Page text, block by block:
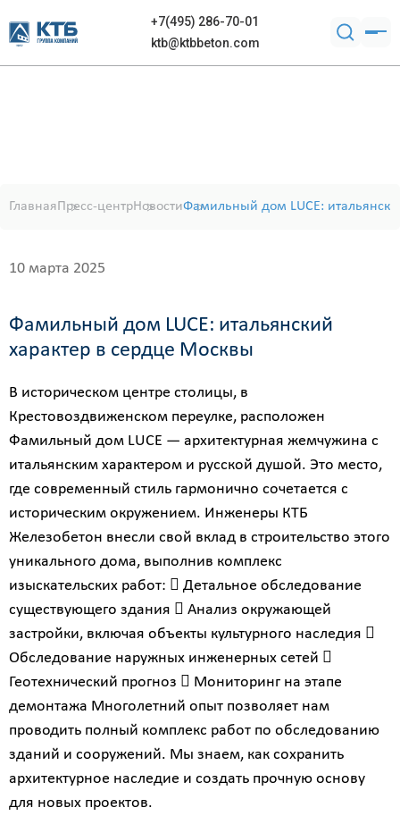
+7(495) 286-70-01
ktb@ktbbeton.com
ГлавнаяПресс-центрНовостиФамильный дом LUCE:
10 марта 2025
Фамильный дом LUCE: итальянский
характер в сердце Москвы
В историческом центре столицы, в
Крестовоздвиженском переулке, расположен
Фамильный дом LUCE — архитектурная жемчужина с
итальянским характером и русской душой. Это место,
где современный стиль гармонично сочетается с
историческим окружением. Инженеры КТБ
Железобетон внесли свой вклад в строительство этого
уникального дома, выполнив комплекс
изыскательских работ:  Детальное обследование
существующего здания  Анализ окружающей
застройки, включая объекты культурного наследия 
Обследование наружных инженерных сетей 
Геотехнический прогноз  Мониторинг на этапе
демонтажа Многолетний опыт позволяет нам
проводить полный комплекс работ по обследованию
зданий и сооружений. Мы знаем, как сохранить
архитектурное наследие и создать прочную основу
для новых проектов.